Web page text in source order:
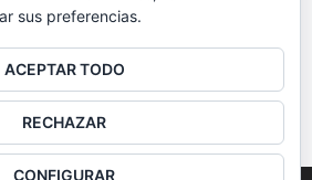
BARRA
LATERAL
sus preferencias.
ACEPTAR TODO
RECHAZAR
CONFIGURAR